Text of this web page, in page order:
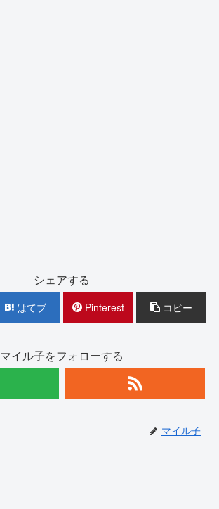
シェアする
はてブ Pinterest コピー
マイル子をフォローする
マイル子